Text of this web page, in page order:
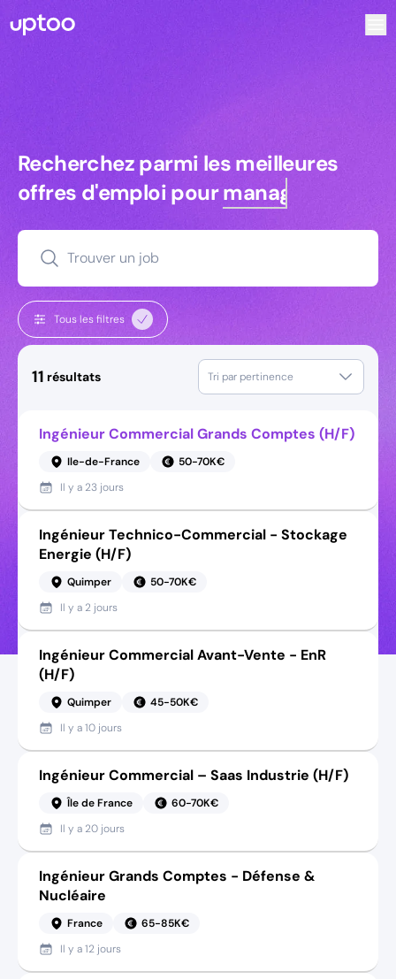
Recherchez parmi les meilleures
Recherchez parmi les meilleures
offres d'emploi pourmanagers
Trouver un job
Tous les filtres
11 résultats Tri par pertinence
Ingénieur Commercial Grands Comptes (H/F)
Ile-de-France
50-70K€
Il y a 23 jours
Ingénieur Technico-Commercial - Stockage
Energie (H/F)
Quimper
50-70K€
Il y a 2 jours
Ingénieur Commercial Avant-Vente - EnR
(H/F)
Quimper
45-50K€
Il y a10 jours
Ingénieur Commercial – Saas Industrie (H/F)
Île de France
60-70K€
Il y a 20 jours
Ingénieur Grands Comptes - Défense &
Nucléaire
France
65-85K€
Il y a12 jours